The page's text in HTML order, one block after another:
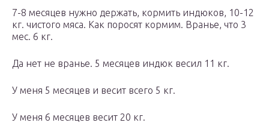
7-8 месяцев нужно держать, кормить индюков, 10-12
кг. чистого мяса. Как поросят кормим. Вранье, что 3
мес. 6 кг.
Да нет не вранье. 5 месяцев индюк весил 11 кг.
У меня 5 месяцев и весит всего 5 кг.
У меня 6 месяцев весит 20 кг.